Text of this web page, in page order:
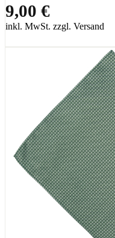
9,00 €
inkl. MwSt. zzgl. Versand